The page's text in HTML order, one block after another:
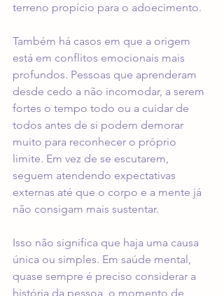
terreno propício para o adoecimento.
Também há casos em que a origem
está em conflitos emocionais mais
profundos. Pessoas que aprenderam
desde cedo a não incomodar, a serem
fortes o tempo todo ou a cuidar de
todos antes de si podem demorar
muito para reconhecer o próprio
limite. Em vez de se escutarem,
seguem atendendo expectativas
externas até que o corpo e a mente já
não consigam mais sustentar.
Isso não significa que haja uma causa
única ou simples. Em saúde mental,
quase sempre é preciso considerar a
história da pessoa, o momento de